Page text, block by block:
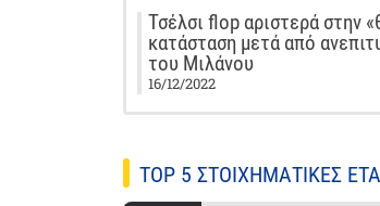
Τσέλσι flop αριστερά στην
κατάσταση μετά από
του Μιλάνου
16/12/2022
TOP 5 ΣΤΟΙΧΗΜΑΤΙΚΕΣ